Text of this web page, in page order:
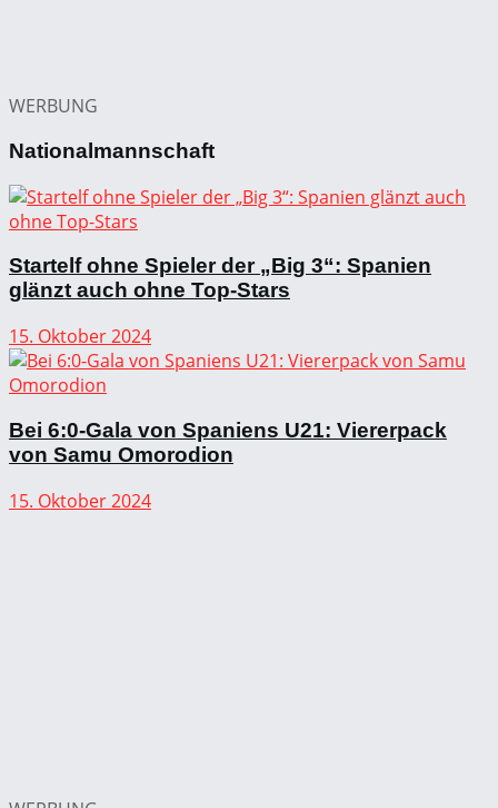
WERBUNG
Nationalmannschaft
Startelf ohne Spieler der „Big 3“: Spanien
glänzt auch ohne Top-Stars
15. Oktober 2024
Bei 6:0-Gala von Spaniens U21: Viererpack
von Samu Omorodion
15. Oktober 2024